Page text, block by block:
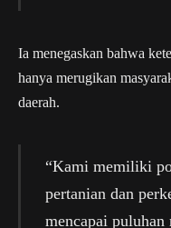
Ia menegaskan bahwa
hanya merugikan
daerah.
“Kami memiliki
pertanian dan
mencapai